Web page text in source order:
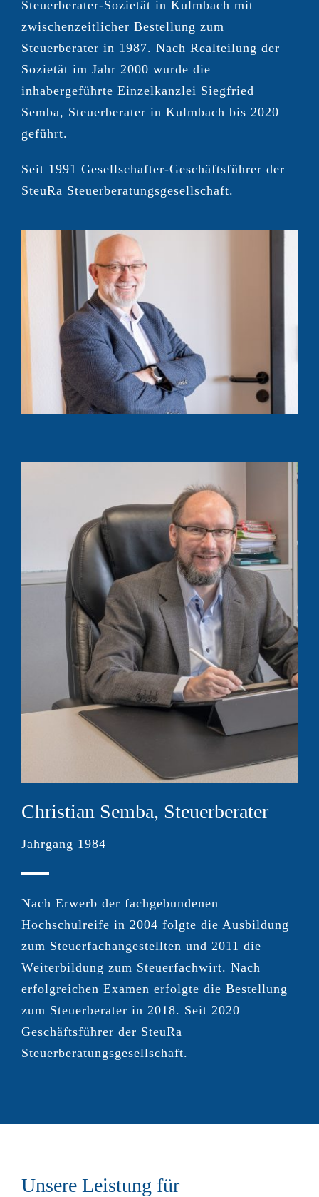
Steuerberater-Sozietät in Kulmbach mit
zwischenzeitlicher Bestellung zum
Steuerberater in 1987. Nach Realteilung der
Sozietät im Jahr 2000 wurde die
inhabergeführte Einzelkanzlei Siegfried
Semba, Steuerberater in Kulmbach bis 2020
geführt.
Seit 1991 Gesellschafter-Geschäftsführer der
SteuRa Steuerberatungsgesellschaft.
Christian Semba, Steuerberater
Jahrgang 1984
Nach Erwerb der fachgebundenen
Hochschulreife in 2004 folgte die Ausbildung
zum Steuerfachangestellten und 2011 die
Weiterbildung zum Steuerfachwirt. Nach
erfolgreichen Examen erfolgte die Bestellung
zum Steuerberater in 2018. Seit 2020
Geschäftsführer der SteuRa
Steuerberatungsgesellschaft.
Unsere Leistung für